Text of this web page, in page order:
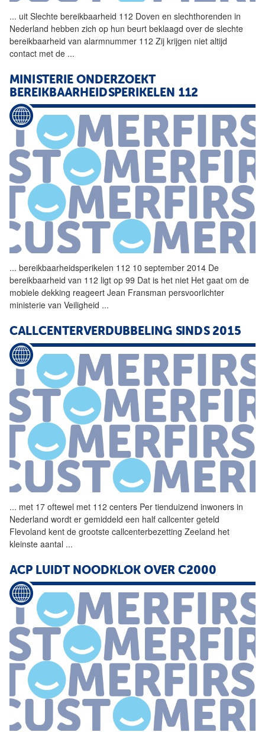
... uit Slechte bereikbaarheid 112 Doven en slechthorenden in
Nederland hebben zich op hun beurt beklaagd over de slechte
bereikbaarheid van alarmnummer 112 Zij krijgen niet altijd
contact met de ...
MINISTERIE ONDERZOEKT
BEREIKBAARHEIDSPERIKELEN 112
... bereikbaarheidsperikelen 112 10 september 2014 De
bereikbaarheid van 112 ligt op 99 Dat is het niet Het gaat om de
mobiele dekking reageert Jean Fransman persvoorlichter
ministerie van Veiligheid ...
CALLCENTERVERDUBBELING SINDS 2015
... met 17 oftewel met 112 centers Per tienduizend inwoners in
Nederland wordt er gemiddeld een half callcenter geteld
Flevoland kent de grootste callcenterbezetting Zeeland het
kleinste aantal ...
ACP LUIDT NOODKLOK OVER C2000